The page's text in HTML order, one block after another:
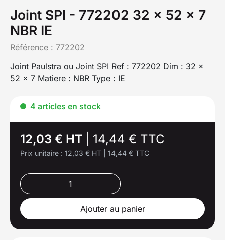
Joint SPI - 772202 32 x 52 x 7
NBR IE
Référence : 772202
Joint Paulstra ou Joint SPI Ref : 772202 Dim : 32 x
52 x 7 Matiere : NBR Type : IE
4 articles en stock
12,03 € HT 14,44 € TTC
Prix unitaire : 12,03 € HT 14,44 € TTC
Ajouter au panier